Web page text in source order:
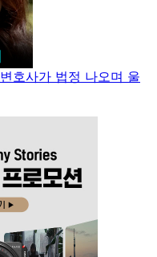
호사가 법정 나오며 울